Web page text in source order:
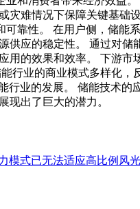
灾难情况下保障关键基础
靠性。 在用户侧，储能
应的稳定性。 通过对储
用的效果和效率。 下游市
行业的商业模式多样化，
行业的发展。 储能技术的
现出了巨大的潜力。
模式已无法适应高比例风